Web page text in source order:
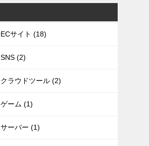
ECサイト (18)
SNS (2)
クラウドツール (2)
ゲーム (1)
サーバー (1)